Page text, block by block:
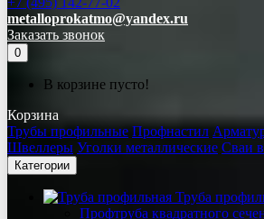
metalloprokatmo@yandex.ru
Заказать звонок
0
В корзине пусто!
Корзина
Трубы профильные Профнастил
Швеллеры Уголки металлические Сваи
Категории
Труба
Профтруба квадратного